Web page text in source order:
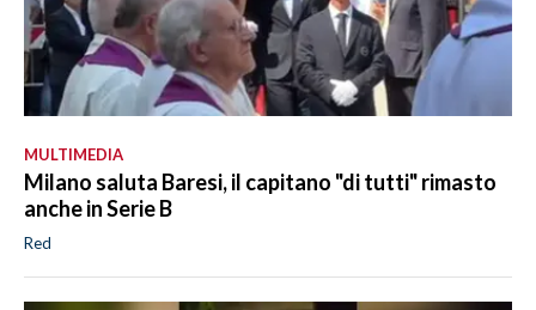
MULTIMEDIA
Milano saluta Baresi, il capitano "di tutti" rimasto
anche in Serie B
Red